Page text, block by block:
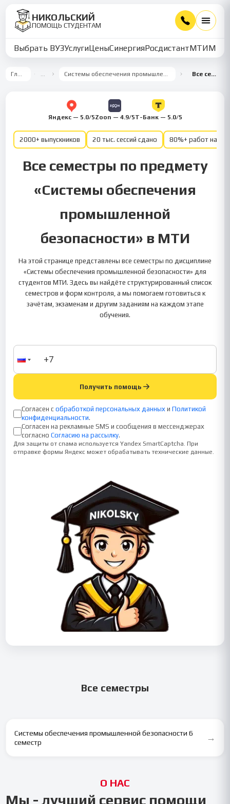
НИКОЛЬСКИЙ
ПОМОЩЬ СТУДЕНТАМ
Выбрать ВУЗУслугиЦеныСинергияРосдистантМТИММУ
Главная … Системы обеспечения промышленной безопасности Все семестры
Яндекс — 5.0/5Zoon — 4.9/5Т-Банк — 5.0/5
2000+ выпускников 20 тыс. сессий сдано 80%+ работ на
Все семестры по предмету
«Системы обеспечения
промышленной
безопасности» в МТИ
На этой странице представлены все семестры по дисциплине
«Системы обеспечения промышленной безопасности» для
студентов МТИ. Здесь вы найдёте структурированный список
семестров и форм контроля, а мы помогаем готовиться к
зачётам, экзаменам и другим заданиям на каждом этапе
обучения.
Получить помощь
Согласен с обработкой персональных данных и Политикой
конфиденциальности.
Согласен на рекламные SMS и сообщения в мессенджерах
согласно Согласию на рассылку.
Для защиты от спама используется Yandex SmartCaptcha. При
отправке формы Яндекс может обрабатывать технические данные.
Все семестры
Системы обеспечения промышленной безопасности 6
семестр
→
О НАС
Мы - лучший сервис помощи